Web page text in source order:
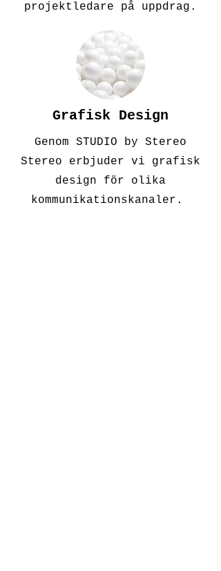
projektledare på uppdrag.
Grafisk Design
Genom STUDIO by Stereo
Stereo erbjuder vi grafisk
design för olika
kommunikationskanaler.